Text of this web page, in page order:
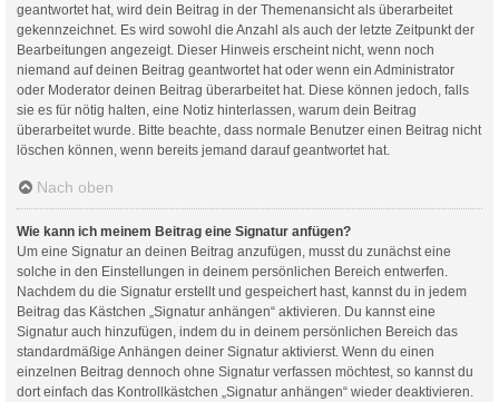
geantwortet hat, wird dein Beitrag in der Themenansicht als überarbeitet
gekennzeichnet. Es wird sowohl die Anzahl als auch der letzte Zeitpunkt der
Bearbeitungen angezeigt. Dieser Hinweis erscheint nicht, wenn noch
niemand auf deinen Beitrag geantwortet hat oder wenn ein Administrator
oder Moderator deinen Beitrag überarbeitet hat. Diese können jedoch, falls
sie es für nötig halten, eine Notiz hinterlassen, warum dein Beitrag
überarbeitet wurde. Bitte beachte, dass normale Benutzer einen Beitrag nicht
löschen können, wenn bereits jemand darauf geantwortet hat.
Nach oben
Wie kann ich meinem Beitrag eine Signatur anfügen?
Um eine Signatur an deinen Beitrag anzufügen, musst du zunächst eine
solche in den Einstellungen in deinem persönlichen Bereich entwerfen.
Nachdem du die Signatur erstellt und gespeichert hast, kannst du in jedem
Beitrag das Kästchen „Signatur anhängen“ aktivieren. Du kannst eine
Signatur auch hinzufügen, indem du in deinem persönlichen Bereich das
standardmäßige Anhängen deiner Signatur aktivierst. Wenn du einen
einzelnen Beitrag dennoch ohne Signatur verfassen möchtest, so kannst du
dort einfach das Kontrollkästchen „Signatur anhängen“ wieder deaktivieren.